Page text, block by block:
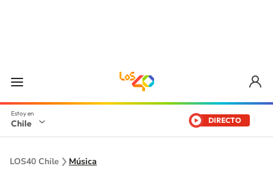
Chile DIRECTO
LOS40 Chile Música